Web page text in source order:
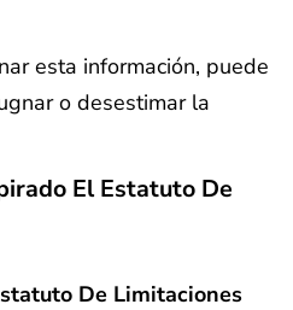
esta información, puede
o desestimar la
El Estatuto De
De Limitaciones